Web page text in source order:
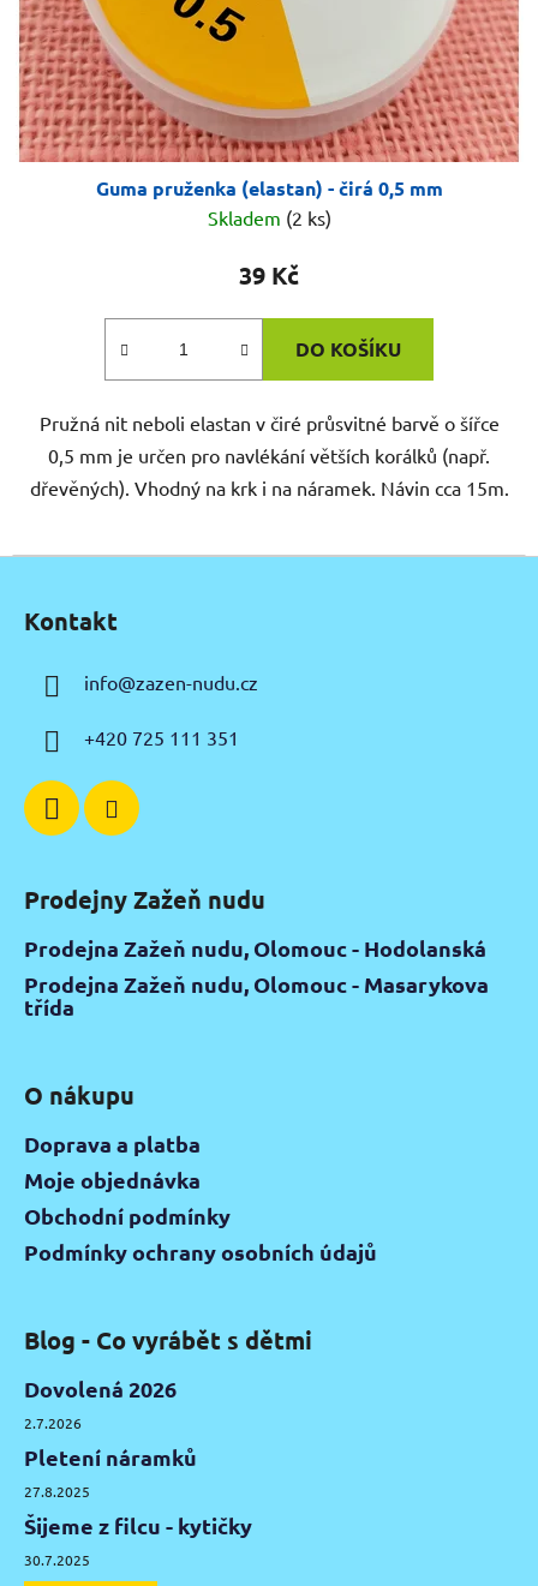
Guma pruženka (elastan) - čirá 0,5 mm
Skladem (2 ks)
39 Kč
DO KOŠÍKU
Pružná nit neboli elastan v čiré průsvitné barvě o šířce
0,5 mm je určen pro navlékání větších korálků (např.
dřevěných). Vhodný na krk i na náramek. Návin cca 15m.
Kontakt
info@zazen-nudu.cz
+420 725 111 351
Prodejny Zažeň nudu
Prodejna Zažeň nudu, Olomouc - Hodolanská
Prodejna Zažeň nudu, Olomouc - Masarykova
třída
O nákupu
Doprava a platba
Moje objednávka
Obchodní podmínky
Podmínky ochrany osobních údajů
Blog - Co vyrábět s dětmi
Dovolená 2026
2.7.2026
Pletení náramků
27.8.2025
Šijeme z filcu - kytičky
30.7.2025